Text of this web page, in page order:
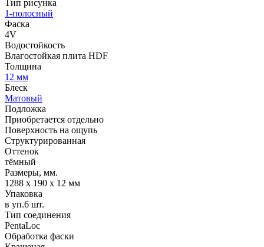
Тип рисунка
1-полосный
Фаска
4V
Водостойкость
Влагостойкая плита HDF
Толщина
12 мм
Блеск
Матовый
Подложка
Приобретается отдельно
Поверхность на ощупь
Структурированная
Оттенок
тёмный
Размеры, мм.
1288 х 190 х 12 мм
Упаковка
в уп.6 шт.
Тип соединения
PentaLoc
Обработка фаски